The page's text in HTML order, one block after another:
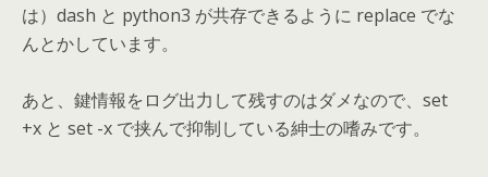
は）dash と python3 が共存できるように replace でな
んとかしています。
あと、鍵情報をログ出力して残すのはダメなので、set
+x と set -x で挟んで抑制している紳士の嗜みです。